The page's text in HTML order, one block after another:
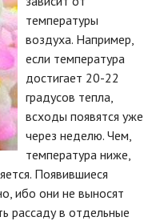
температуры
воздуха. Например,
если температура
достигает 20-22
градусов тепла,
всходы появятся уже
через неделю. Чем,
температура ниже,
Появившиеся
ибо они не выносят
рассаду в отдельные